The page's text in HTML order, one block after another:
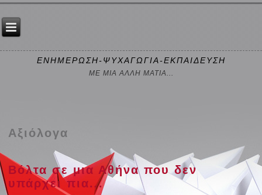
ΕΝΗΜΕΡΩΣΗ-ΨΥΧΑΓΩΓΙΑ-ΕΚΠΑΙΔΕΥΣΗ
ΜΕ ΜΙΑ ΑΛΛΗ ΜΑΤΙΑ...
Αξιόλογα
Βόλτα σε μια Αθήνα που δεν
υπάρχει πια...